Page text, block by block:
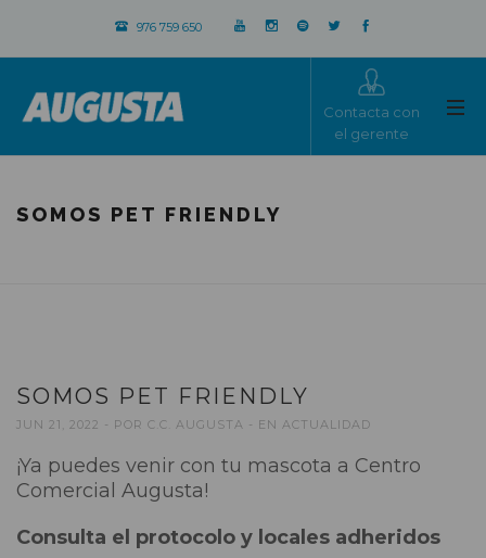
976 759 650
Contacta con
el gerente
SOMOS PET FRIENDLY
SOMOS PET FRIENDLY
JUN 21, 2022 POR C.C. AUGUSTA EN ACTUALIDAD
¡Ya puedes venir con tu mascota a Centro
Comercial Augusta!
Consulta el protocolo y locales adheridos